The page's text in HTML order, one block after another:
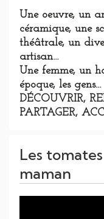
Une oeuvre, un
céramique, une
théâtrale, un
artisan…
Une femme, un
époque, les gens…
DÉCOUVRIR,
PARTAGER,
Les
maman